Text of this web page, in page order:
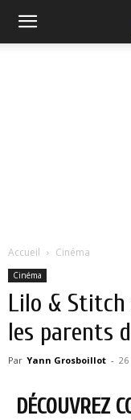
Accueil Cinéma
Cinéma
Lilo &
les parents
Par Yann Grosboillot - 26
DÉCOUVREZ